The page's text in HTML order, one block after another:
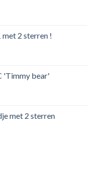
met 2 sterren !
'Timmy bear'
met 2 sterren